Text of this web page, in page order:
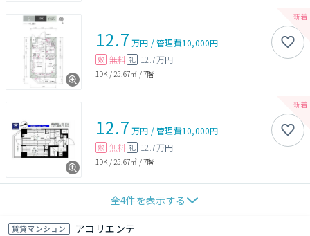
12.7 万円 /管理費10,000円
敷 無料 礼 12.7万円
1DK / 25.67㎡ /7階
12.7 万円 /管理費10,000円
敷 無料 礼 12.7万円
1DK / 25.67㎡ /7階
全4件を表示する
賃貸マンション アコリエンテ